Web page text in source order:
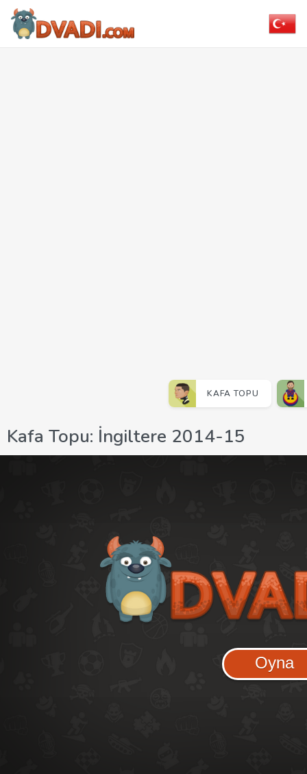
KAFA TOPU
Kafa Topu: İngiltere 2014-15
Oyna